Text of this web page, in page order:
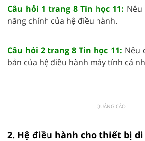
Câu hỏi 1 trang 8 Tin học 11: Nêu
năng chính của hệ điều hành.
Câu hỏi 2 trang 8 Tin học 11: Nêu
bản của hệ điều hành máy tính cá
QUẢNG CÁO
2. Hệ điều hành cho thiết bị di